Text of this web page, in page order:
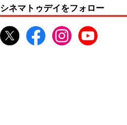
シネマトゥデイをフォロー